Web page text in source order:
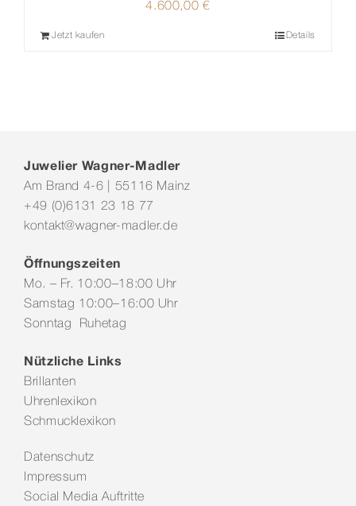
4.600,00€
Jetzt kaufen Details
Juwelier Wagner-Madler
Am Brand 4-6 | 55116 Mainz
+49 (0)6131 23 18 77
kontakt@wagner-madler.de
Öffnungszeiten
Mo. – Fr. 10:00–18:00 Uhr
Samstag 10:00–16:00 Uhr
Sonntag Ruhetag
Nützliche Links
Brillanten
Uhrenlexikon
Schmucklexikon
Datenschutz
Impressum
Social Media Auftritte